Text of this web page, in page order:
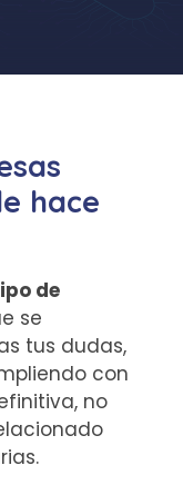
hace
de
se
tus dudas,
con
no